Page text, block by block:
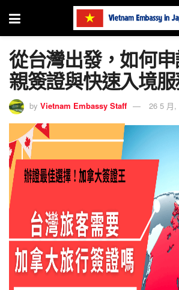
從台灣出發，如何
親簽證與快速入境
by Vietnam Embassy Staff 26 5 月,